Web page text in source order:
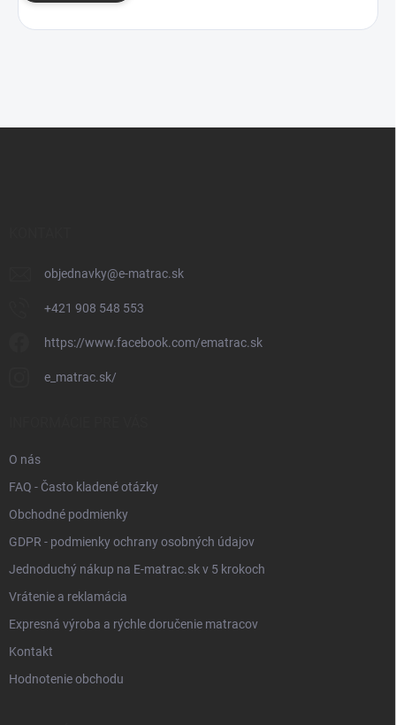
objednavky@e-matrac.sk
+421 908 548 553
https://www.facebook.com/ematrac.sk
e_matrac.sk/
O nás
FAQ - Často kladené otázky
Obchodné podmienky
GDPR - podmienky ochrany osobných údajov
Jednoduchý nákup na E-matrac.sk v 5 krokoch
Vrátenie a reklamácia
Expresná výroba a rýchle doručenie matracov
Kontakt
Hodnotenie obchodu